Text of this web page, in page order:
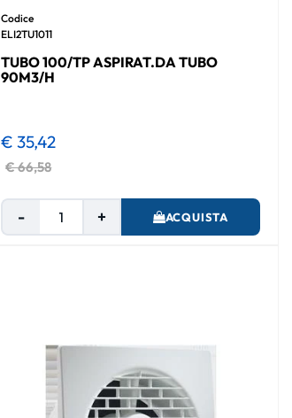
Codice
ELI2TU1011
TUBO 100/TP ASPIRAT.DA TUBO
90M3/H
€ 66,58
€ 35,42
Quantità ACQUISTA